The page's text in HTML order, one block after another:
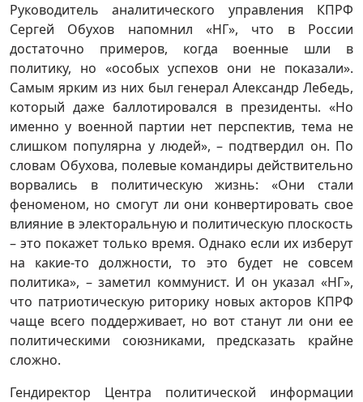
Руководитель аналитического управления КПРФ
Сергей Обухов напомнил «НГ», что в России
достаточно примеров, когда военные шли в
политику, но «особых успехов они не показали».
Самым ярким из них был генерал Александр Лебедь,
который даже баллотировался в президенты. «Но
именно у военной партии нет перспектив, тема не
слишком популярна у людей», – подтвердил он. По
словам Обухова, полевые командиры действительно
ворвались в политическую жизнь: «Они стали
феноменом, но смогут ли они конвертировать свое
влияние в электоральную и политическую плоскость
– это покажет только время. Однако если их изберут
на какие-то должности, то это будет не совсем
политика», – заметил коммунист. И он указал «НГ»,
что патриотическую риторику новых акторов КПРФ
чаще всего поддерживает, но вот станут ли они ее
политическими союзниками, предсказать крайне
сложно.
Гендиректор Центра политической информации